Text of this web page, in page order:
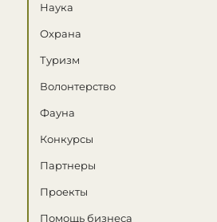
Наука
Охрана
Туризм
Волонтерство
Фауна
Конкурсы
Партнеры
Проекты
Помощь бизнеса